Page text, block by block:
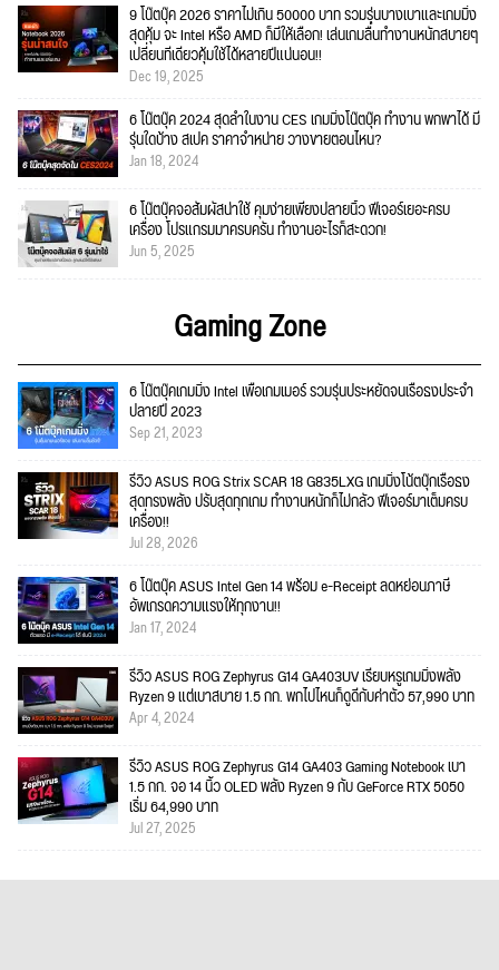
9 โน๊ตบุ๊ค 2026 ราคาไม่เกิน 50000 บาท รวมรุ่นบางเบาและเกมมิ่ง
สุดคุ้ม จะ Intel หรือ AMD ก็มีให้เลือก! เล่นเกมลื่นทำงานหนักสบายๆ
เปลี่ยนทีเดียวคุ้มใช้ได้หลายปีแน่นอน!!
Dec 19, 2025
6 โน๊ตบุ๊ค 2024 สุดล้ำในงาน CES เกมมิ่งโน๊ตบุ๊ค ทำงาน พกพาได้ มี
รุ่นใดบ้าง สเปค ราคาจำหน่าย วางขายตอนไหน?
Jan 18, 2024
6 โน๊ตบุ๊คจอสัมผัสน่าใช้ คุมง่ายเพียงปลายนิ้ว ฟีเจอร์เยอะครบ
เครื่อง โปรแกรมมาครบครัน ทำงานอะไรก็สะดวก!
Jun 5, 2025
Gaming Zone
6 โน๊ตบุ๊คเกมมิ่ง Intel เพื่อเกมเมอร์ รวมรุ่นประหยัดจนเรือธงประจำ
ปลายปี 2023
Sep 21, 2023
รีวิว ASUS ROG Strix SCAR 18 G835LXG เกมมิ่งโน้ตบุ๊กเรือธง
สุดทรงพลัง ปรับสุดทุกเกม ทำงานหนักก็ไม่กลัว ฟีเจอร์มาเต็มครบ
เครื่อง!!
Jul 28, 2026
6 โน๊ตบุ๊ค ASUS Intel Gen 14 พร้อม e-Receipt ลดหย่อนภาษี
อัพเกรดความแรงให้ทุกงาน!!
Jan 17, 2024
รีวิว ASUS ROG Zephyrus G14 GA403UV เรียบหรูเกมมิ่งพลัง
Ryzen 9 แต่เบาสบาย 1.5 กก. พกไปไหนก็ดูดีกับค่าตัว 57,990 บาท
Apr 4, 2024
รีวิว ASUS ROG Zephyrus G14 GA403 Gaming Notebook เบา
1.5 กก. จอ 14 นิ้ว OLED พลัง Ryzen 9 กับ GeForce RTX 5050
เริ่ม 64,990 บาท
Jul 27, 2025